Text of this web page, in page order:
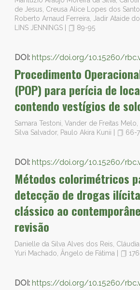
de Jesus, Creusa Alice Lopes dos
Roberto Arnaud Ferreira, Jadir Ataide
LINS JENNINGS
89-95
DOI: https://doi.org/10.15260/
Procedimento
(POP) para perícia de
contendo vestígios de
Samara Testoni, Vander de Freitas
Silva Salvador, Paulo Akira Kunii
66-
DOI: https://doi.org/10.15260/
Métodos colorimétricos
detecção de drogas
clássico ao
revisão
Danielle da Silva Alves dos Reis,
Yuri Machado, Ângelo de Fátima
DOI: https://doi.org/10.15260/